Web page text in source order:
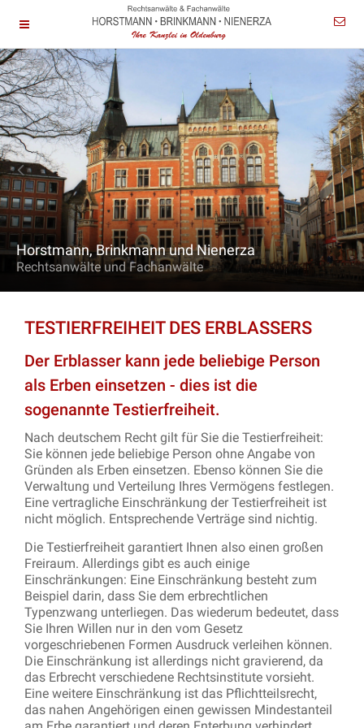
Horstmann, Brinkmann und Nienerza
Rechtsanwälte und Fachanwälte
TESTIERFREIHEIT DES ERBLASSERS
Der Erblasser kann jede beliebige Person
als Erben einsetzen - dies ist die
sogenannte Testierfreiheit.
Nach deutschem Recht gilt für Sie die Testierfreiheit:
Sie können jede beliebige Person ohne Angabe von
Gründen als Erben einsetzen. Ebenso können Sie die
Verwaltung und Verteilung Ihres Vermögens festlegen.
Eine vertragliche Einschränkung der Testierfreiheit ist
nicht möglich. Entsprechende Verträge sind nichtig.
Die Testierfreiheit garantiert Ihnen also einen großen
Freiraum. Allerdings gibt es auch einige
Einschränkungen: Eine Einschränkung besteht zum
Beispiel darin, dass Sie dem erbrechtlichen
Typenzwang unterliegen. Das wiederum bedeutet, dass
Sie Ihren Willen nur in den vom Gesetz
vorgeschriebenen Formen Ausdruck verleihen können.
Die Einschränkung ist allerdings nicht gravierend, da
das Erbrecht verschiedene Rechtsinstitute vorsieht.
Eine weitere Einschränkung ist das Pflichtteilsrecht,
das nahen Angehörigen einen gewissen Mindestanteil